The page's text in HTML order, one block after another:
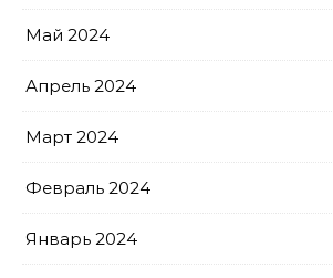
Май 2024
Апрель 2024
Март 2024
Февраль 2024
Январь 2024